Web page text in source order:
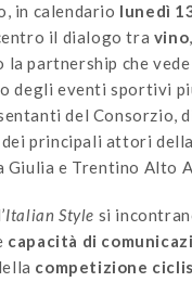
in calendario lunedì
il dialogo tra vino,
la partnership che
degli eventi sportivi
del Consorzio,
principali attori
Giulia e Trentino Alto
Italian Style si
capacità di
competizione